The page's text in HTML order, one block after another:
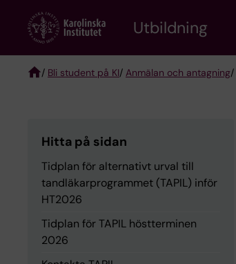
content
Utbildning
/ Bli student på KI/ Anmälan och antagning/
Hitta på sidan
Tidplan för alternativt urval till
tandläkarprogrammet (TAPIL) inför
HT2026
Tidplan för TAPIL höstterminen
2026